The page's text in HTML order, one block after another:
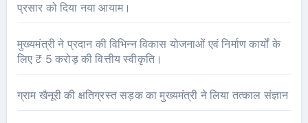
प्रसार को दिया नया आयाम।
मुख्यमंत्री ने प्रदान की विभिन्न विकास योजनाओं एवं निर्माण कार्यों के
लिए ₹ 5 करोड़ की वित्तीय स्वीकृति।
ग्राम खैनूरी की क्षतिग्रस्त सड़क का मुख्यमंत्री ने लिया तत्काल संज्ञान